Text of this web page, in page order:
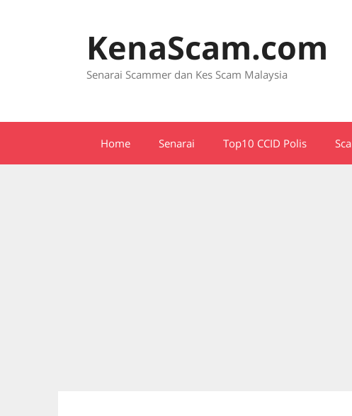
KenaScam.com
Senarai Scammer dan Kes Scam Malaysia
Home Senarai Top10 CCID Polis